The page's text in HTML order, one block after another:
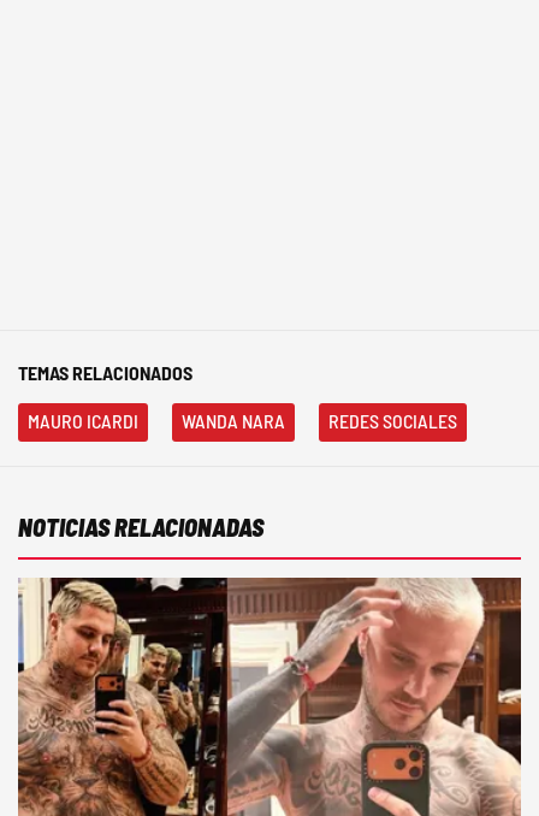
TEMAS RELACIONADOS
MAURO ICARDI WANDA NARA REDES SOCIALES
NOTICIAS RELACIONADAS